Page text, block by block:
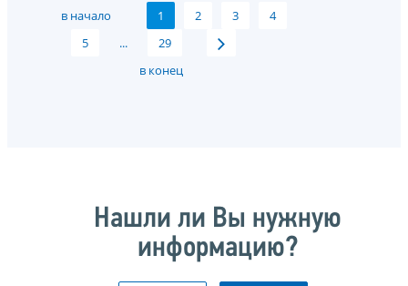
в начало 1 2 3
4
5
...
29
в конец
Нашли ли Вы нужную
информацию?